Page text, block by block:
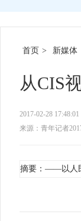
首页 > 新媒体
从CIS
2017-02-28 17:48:01
来源：青年记者
摘要：——以人